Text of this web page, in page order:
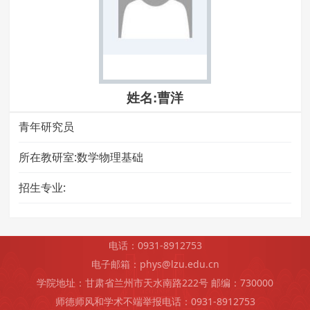
姓名:曹洋
青年研究员
所在教研室:数学物理基础
招生专业:
电话：0931-8912753
电子邮箱：phys@lzu.edu.cn
学院地址：甘肃省兰州市天水南路222号 邮编：730000
师德师风和学术不端举报电话：0931-8912753